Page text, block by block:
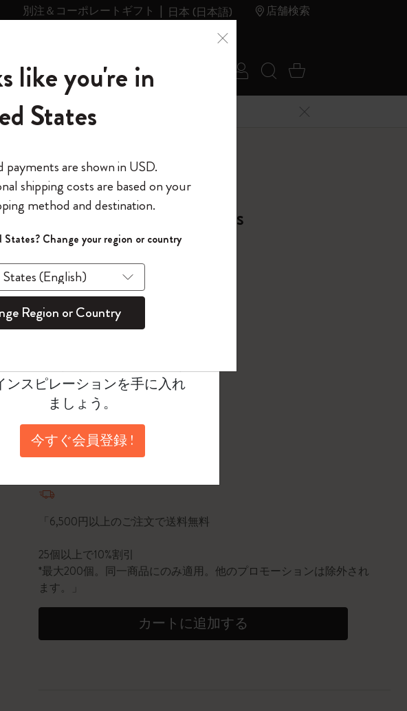
別注＆コーポレートギフト 日本 (日本語) 店舗検索
コレ
ク
ョ
ン
ク
の世界
サブカテゴリ
ール
ログイン
ンの世界へようこそ
アドレス
ード
デバイスで情報を保存する
ログイン
検索 (キーワード
カート 0 アイ
料 メニューを閉じる
Kaweco Ballpoint Refills
Set of 3, 1.0 mm, ブルー
¥ 1,980
選択済
*選択したカラー
1.0
数量
数量が1に更新されました
「6,500円以上のご注文で送料無料
25個以上で10%割引
*最大200個。同一商品にのみ適用。他のプロモーションは除外され
ます。」
カートに追加する
レスキンの世界へようこそ
すぐ会員登録して、コード
」を入力すると、初
が10%オフ＋送料無料になり
。セール・アウトレット品は
適用外。
ンスピレーションを手に入れ
ましょう。
今すぐ会員登録 !
like you're in
States
payments are shown in USD.
shipping costs are based on your
method and destination.
Change your region or country
Region or Country